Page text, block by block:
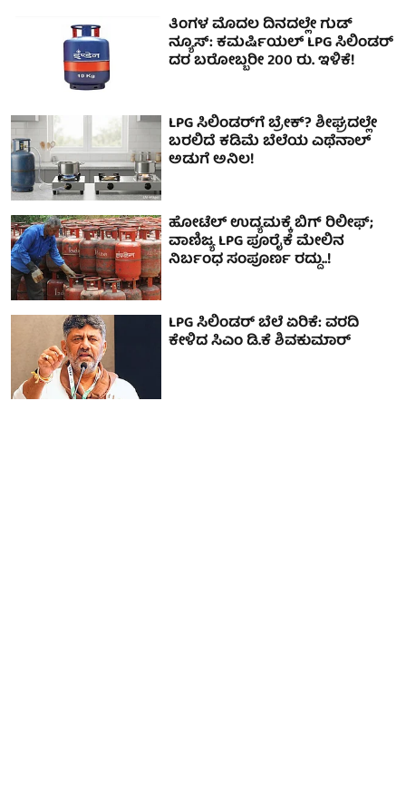
ತಿಂಗಳ ಮೊದಲ ದಿನದಲ್ಲೇ ಗುಡ್
ನ್ಯೂಸ್: ಕಮರ್ಷಿಯಲ್ LPG ಸಿಲಿಂಡರ್
ದರ ಬರೋಬ್ಬರೀ 200 ರು. ಇಳಿಕೆ!
LPG ಸಿಲಿಂಡರ್‌ಗೆ ಬ್ರೇಕ್? ಶೀಘ್ರದಲ್ಲೇ
ಬರಲಿದೆ ಕಡಿಮೆ ಬೆಲೆಯ ಎಥೆನಾಲ್
ಅಡುಗೆ ಅನಿಲ!
ಹೋಟೆಲ್ ಉದ್ಯಮಕ್ಕೆ ಬಿಗ್ ರಿಲೀಫ್;
ವಾಣಿಜ್ಯ LPG ಪೂರೈಕೆ ಮೇಲಿನ
ನಿರ್ಬಂಧ ಸಂಪೂರ್ಣ ರದ್ದು..!
LPG ಸಿಲಿಂಡರ್ ಬೆಲೆ ಏರಿಕೆ: ವರದಿ
ಕೇಳಿದ ಸಿಎಂ ಡಿ.ಕೆ ಶಿವಕುಮಾರ್